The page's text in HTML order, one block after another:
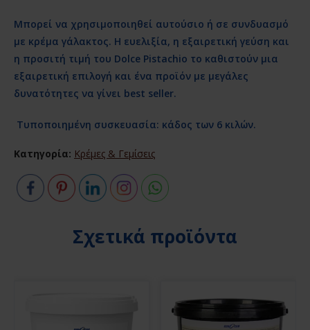
Μπορεί να χρησιμοποιηθεί αυτούσιο ή σε συνδυασμό
με κρέμα γάλακτος. Η ευελιξία, η εξαιρετική γεύση και
η προσιτή τιμή του Dolce Pistachio το καθιστούν μια
εξαιρετική επιλογή και ένα προϊόν με μεγάλες
δυνατότητες να γίνει best seller.
Τυποποιημένη συσκευασία: κάδος των 6 κιλών.
Κατηγορία: Κρέμες & Γεμίσεις
Σχετικά προϊόντα